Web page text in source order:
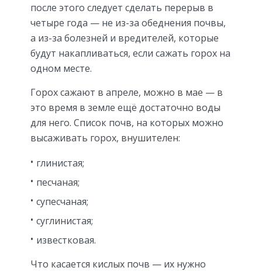
после этого следует сделать перерыв в
четыре года — не из-за обеднения почвы,
а из-за болезней и вредителей, которые
будут накапливаться, если сажать горох на
одном месте.
Горох сажают в апреле, можно в мае — в
это время в земле ещё достаточно воды
для него. Список почв, на которых можно
высаживать горох, внушителен:
глинистая;
песчаная;
супесчаная;
суглинистая;
известковая.
Что касается кислых почв — их нужно